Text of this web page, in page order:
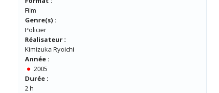
Film
Genre(s) :
Policier
Réalisateur :
Kimizuka Ryoichi
Année :
2005
Durée :
2 h